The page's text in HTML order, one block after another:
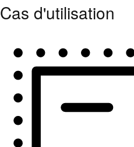
Cas d'utilisation